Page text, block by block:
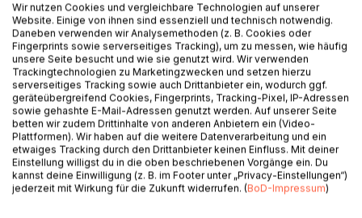
"Wenn leise Sehnsucht laut wird" erzählt von inneren
Umbrüchen, zaghaften Erkenntnissen und dem Mut, der in
der Stille wächst.
Hanna, 32, ist müde vom ständigen Funktionieren. Sie
glaubt, ihr Leben neu ordnen zu müssen und erkennt erst
spät, dass es nicht die Welt ist, die sich ändern muss,
sondern die Stimme in ihr selbst. Zwischen alten
Notizbüchern, Pflanzen und einer Reise nach Portugal
beginnt ein stiller Aufbruch.
Wir nutzen Cookies und vergleichbare Technologien auf unserer
Website. Einige von ihnen sind essenziell und technisch notwendig.
Daneben verwenden wir Analysemethoden (z. B. Cookies oder
Fingerprints sowie serverseitiges Tracking), um zu messen, wie häufig
unsere Seite besucht und wie sie genutzt wird. Wir verwenden
Trackingtechnologien zu Marketingzwecken und setzen hierzu
serverseitiges Tracking sowie auch Drittanbieter ein, wodurch ggf.
geräteübergreifend Cookies, Fingerprints, Tracking-Pixel, IP-Adressen
sowie gehashte E-Mail-Adressen genutzt werden. Auf unserer Seite
betten wir zudem Drittinhalte von anderen Anbietern ein (Video-
Plattformen). Wir haben auf die weitere Datenverarbeitung und ein
etwaiges Tracking durch den Drittanbieter keinen Einfluss. Mit deiner
Einstellung willigst du in die oben beschriebenen Vorgänge ein. Du
kannst deine Einwilligung (z. B. im Footer unter „Privacy-Einstellungen“)
jederzeit mit Wirkung für die Zukunft widerrufen. (BoD-Impressum)